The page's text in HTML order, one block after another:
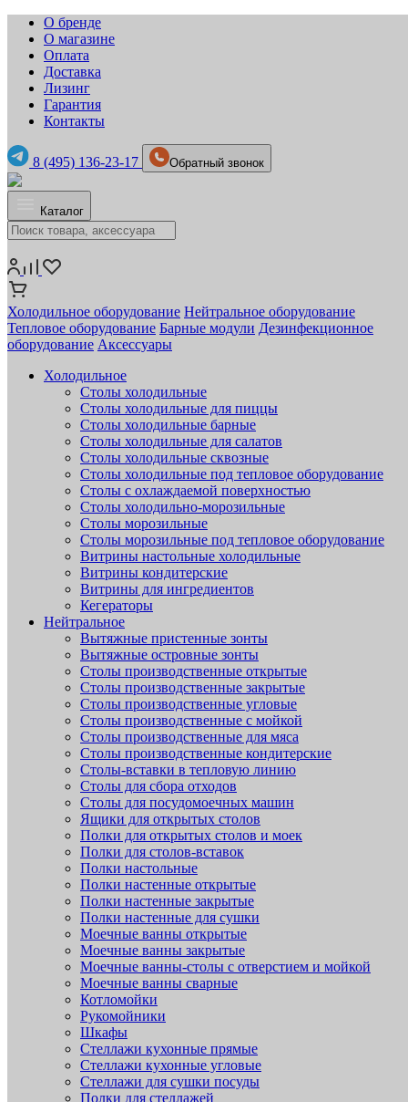
О бренде
О магазине
Оплата
Доставка
Лизинг
Гарантия
Контакты
8 (495) 136-23-17 Обратный звонок
Каталог
Холодильное оборудование Нейтральное оборудование
Тепловое оборудование Барные модули Дезинфекционное
оборудование Аксессуары
Холодильное
Столы холодильные
Столы холодильные для пиццы
Столы холодильные барные
Столы холодильные для салатов
Столы холодильные сквозные
Столы холодильные под тепловое оборудование
Столы с охлаждаемой поверхностью
Столы холодильно-морозильные
Столы морозильные
Столы морозильные под тепловое оборудование
Витрины настольные холодильные
Витрины кондитерские
Витрины для ингредиентов
Кегераторы
Нейтральное
Вытяжные пристенные зонты
Вытяжные островные зонты
Столы производственные открытые
Столы производственные закрытые
Столы производственные угловые
Столы производственные с мойкой
Столы производственные для мяса
Столы производственные кондитерские
Столы-вставки в тепловую линию
Столы для сбора отходов
Столы для посудомоечных машин
Ящики для открытых столов
Полки для открытых столов и моек
Полки для столов-вставок
Полки настольные
Полки настенные открытые
Полки настенные закрытые
Полки настенные для сушки
Моечные ванны открытые
Моечные ванны закрытые
Моечные ванны-столы с отверстием и мойкой
Моечные ванны сварные
Котломойки
Рукомойники
Шкафы
Стеллажи кухонные прямые
Стеллажи кухонные угловые
Стеллажи для сушки посуды
Полки для стеллажей